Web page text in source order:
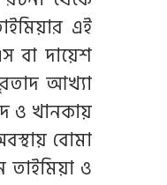
এই
বা দায়েশ
আখ্যা
ও খানকায়
বোমা
তাইমিয়া ও